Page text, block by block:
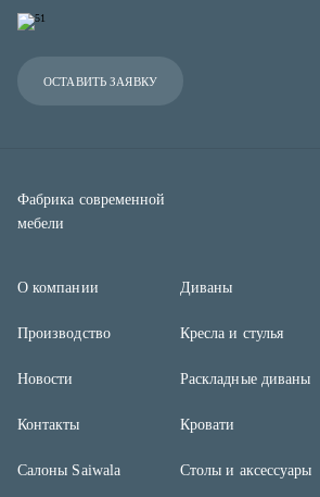
ОСТАВИТЬ ЗАЯВКУ
Фабрика современной
мебели
О компании
Производство
Новости
Контакты
Cалоны Saiwala
Диваны
Кресла и стулья
Раскладные диваны
Кровати
Столы и аксессуары